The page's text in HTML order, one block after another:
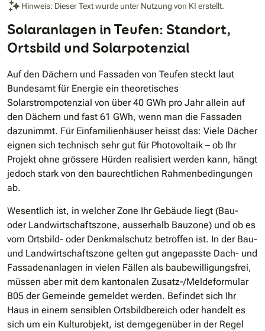
Hinweis: Dieser Text wurde unter Nutzung von KI erstellt.
Solaranlagen in Teufen: Standort,
Ortsbild und Solarpotenzial
Auf den Dächern und Fassaden von Teufen steckt laut
Bundesamt für Energie ein theoretisches
Solarstrompotenzial von über 40 GWh pro Jahr allein auf
den Dächern und fast 61 GWh, wenn man die Fassaden
dazunimmt. Für Einfamilienhäuser heisst das: Viele Dächer
eignen sich technisch sehr gut für Photovoltaik – ob Ihr
Projekt ohne grössere Hürden realisiert werden kann, hängt
jedoch stark von den baurechtlichen Rahmenbedingungen
ab.
Wesentlich ist, in welcher Zone Ihr Gebäude liegt (Bau-
oder Landwirtschaftszone, ausserhalb Bauzone) und ob es
vom Ortsbild- oder Denkmalschutz betroffen ist. In der Bau-
und Landwirtschaftszone gelten gut angepasste Dach- und
Fassadenanlagen in vielen Fällen als baubewilligungsfrei,
müssen aber mit dem kantonalen Zusatz-/Meldeformular
B05 der Gemeinde gemeldet werden. Befindet sich Ihr
Haus in einem sensiblen Ortsbildbereich oder handelt es
sich um ein Kulturobjekt, ist demgegenüber in der Regel